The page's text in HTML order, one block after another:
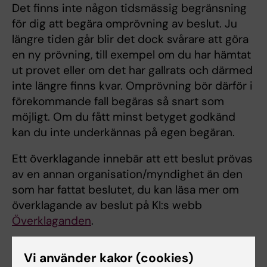
Det finns inte någon tidsmässig begränsning
för dig att begära omprövning av beslut. Ju
längre tiden går blir det dock svårare att göra
en ny prövning, till exempel om du har hämtat
ut provet eller om det har gallrats och därmed
inte längre finns kvar. Omprövning bör därför i
förekommande fall begäras så snart som
möjligt. Om du fått minst betyget godkänd
kan du inte underkännas på egen begäran.
Ett överklagande innebär att ett beslut prövas
av en annan organisation/myndighet än den
som har fattat beslutet, du kan läsa mer om
överklagande av beslut på KI:s webb
Överklaganden.
Vi använder kakor (cookies)